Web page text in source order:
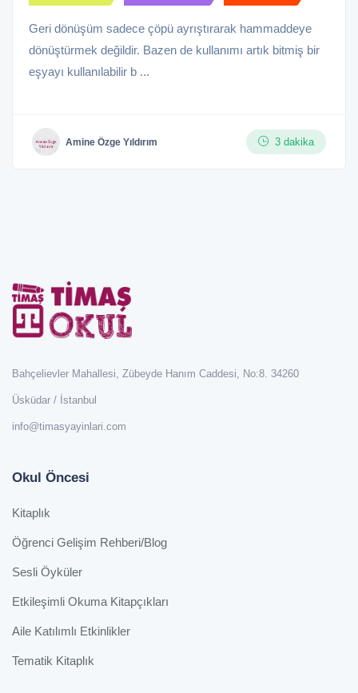
Geri dönüşüm sadece çöpü ayrıştırarak hammaddeye
dönüştürmek değildir. Bazen de kullanımı artık bitmiş bir
eşyayı kullanılabilir b ...
Amine Özge Yıldırım 3 dakika
Bahçelievler Mahallesi, Zübeyde Hanım Caddesi, No:8. 34260
Üsküdar / İstanbul
info@timasyayinlari.com
Okul Öncesi
Kitaplık
Öğrenci Gelişim Rehberi/Blog
Sesli Öyküler
Etkileşimli Okuma Kitapçıkları
Aile Katılımlı Etkinlikler
Tematik Kitaplık